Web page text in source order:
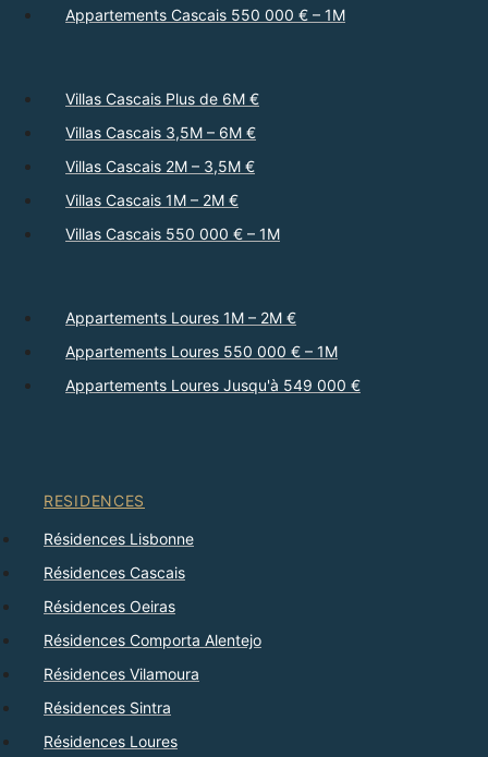
Appartements Cascais 550 000 € – 1M
Villas Cascais Plus de 6M €
Villas Cascais 3,5M – 6M €
Villas Cascais 2M – 3,5M €
Villas Cascais 1M – 2M €
Villas Cascais 550 000 € – 1M
Appartements Loures 1M – 2M €
Appartements Loures 550 000 € – 1M
Appartements Loures Jusqu'à 549 000 €
RESIDENCES
Résidences Lisbonne
Résidences Cascais
Résidences Oeiras
Résidences Comporta Alentejo
Résidences Vilamoura
Résidences Sintra
Résidences Loures